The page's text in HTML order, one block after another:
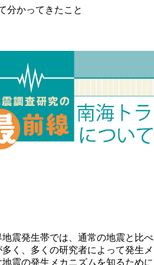
分かってきたこと
震発生帯では、通常の地震と比
く、多くの研究者によって発生
震の発生メカニズムを知るため